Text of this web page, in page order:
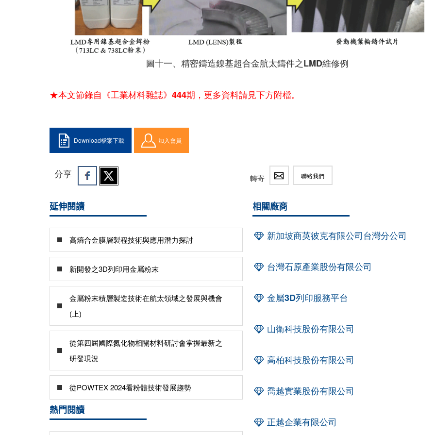
圖十一、精密鑄造鎳基超合金航太鑄件之LMD維修例
★本文節錄自《工業材料雜誌》444期，更多資料請見下方附檔。
Download檔案下載 加入會員
分享 轉寄 聯絡我們
延伸閱讀
高熵合金膜層製程技術與應用潛力探討
新開發之3D列印用金屬粉末
金屬粉末積層製造技術在航太領域之發展與機會
(上)
從第四屆國際氮化物相關材料研討會掌握最新之
研發現況
從POWTEX 2024看粉體技術發展趨勢
熱門閱讀
相關廠商
新加坡商英彼克有限公司台灣分公司
台灣石原產業股份有限公司
金屬3D列印服務平台
山衛科技股份有限公司
高柏科技股份有限公司
喬越實業股份有限公司
正越企業有限公司